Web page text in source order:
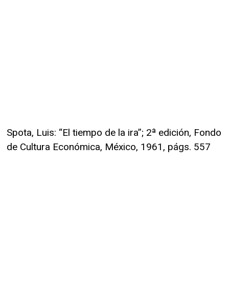
Spota, Luis: “El tiempo de la ira”; 2ª edición, Fondo
de Cultura Económica, México, 1961, págs. 557